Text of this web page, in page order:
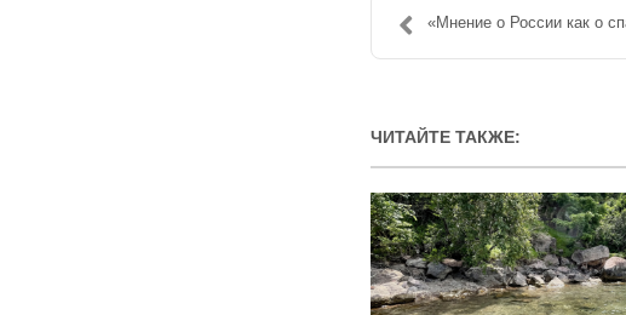
«Мнение о России как о
ЧИТАЙТЕ ТАКЖЕ: